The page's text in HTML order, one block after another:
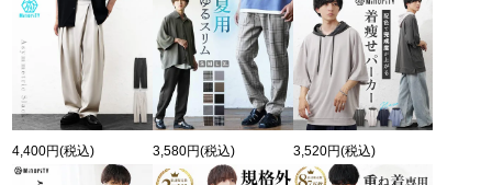
4,400円(税込) 3,580円(税込) 3,520円(税込)